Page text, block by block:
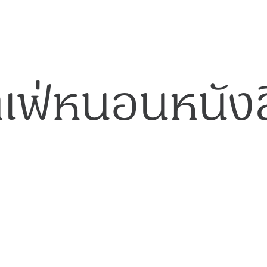
ฟ่หนอนหนั